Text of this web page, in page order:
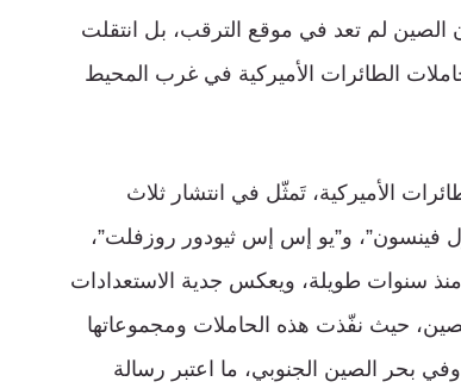
الصين لم تعد في موقع الترقب، بل انتقلت
الطائرات الأميركية في غرب المحيط
الأميركية، تَمثّل في انتشار ثلاث
و”يو إس إس ثيودور روزفلت”،
سنوات طويلة، ويعكس جدية الاستعدادات
حيث نفّذت هذه الحاملات ومجموعاتها
وفي بحر الصين الجنوبي، ما اعتبر رسالة